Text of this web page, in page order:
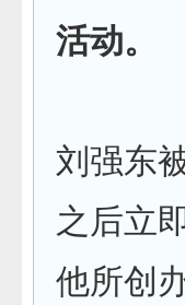
活动。
刘强东
之后立
他所创